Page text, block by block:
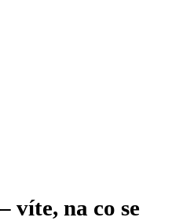
víte, na co se